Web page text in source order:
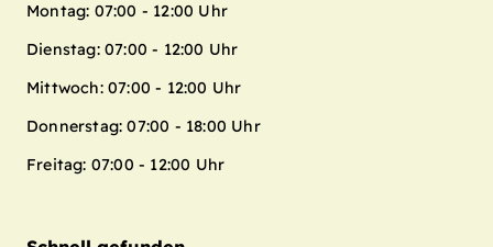
Montag: 07:00 - 12:00 Uhr
Dienstag: 07:00 - 12:00 Uhr
Mittwoch: 07:00 - 12:00 Uhr
Donnerstag: 07:00 - 18:00 Uhr
Freitag: 07:00 - 12:00 Uhr